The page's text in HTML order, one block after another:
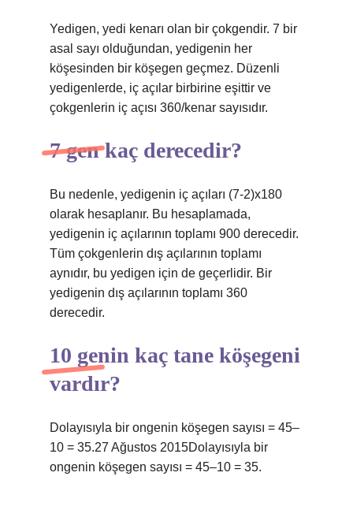
Yedigen, yedi kenarı olan bir çokgendir. 7 bir
asal sayı olduğundan, yedigenin her
köşesinden bir köşegen geçmez. Düzenli
yedigenlerde, iç açılar birbirine eşittir ve
çokgenlerin iç açısı 360/kenar sayısıdır.
7 gen kaç derecedir?
Bu nedenle, yedigenin iç açıları (7-2)x180
olarak hesaplanır. Bu hesaplamada,
yedigenin iç açılarının toplamı 900 derecedir.
Tüm çokgenlerin dış açılarının toplamı
aynıdır, bu yedigen için de geçerlidir. Bir
yedigenin dış açılarının toplamı 360
derecedir.
10 genin kaç tane köşegeni
vardır?
Dolayısıyla bir ongenin köşegen sayısı = 45–
10 = 35.27 Ağustos 2015Dolayısıyla bir
ongenin köşegen sayısı = 45–10 = 35.